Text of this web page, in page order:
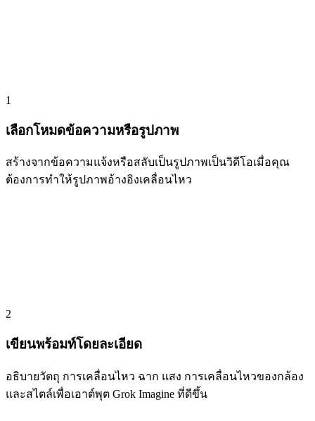
1
เลือกโหมดข้อความหรือรูปภาพ
สร้างจากข้อความแจ้งหรือสลับเป็นรูปภาพเป็นวิดีโอเมื่อคุณ
ต้องการทำให้รูปภาพอ้างอิงเคลื่อนไหว
2
เขียนพร้อมท์โดยละเอียด
อธิบายวัตถุ การเคลื่อนไหว ฉาก แสง การเคลื่อนไหวของกล้อง
และสไตล์เพื่อเอาต์พุต Grok Imagine ที่ดีขึ้น